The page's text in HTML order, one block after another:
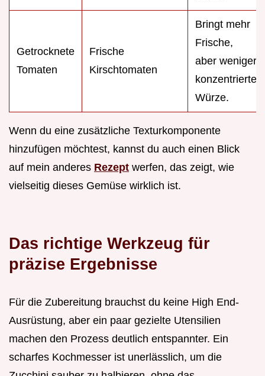
Getrocknete
Tomaten
Frische
Kirschtomaten
Bringt mehr
Frische,
aber weniger
konzentrierte
Würze.
Wenn du eine zusätzliche Texturkomponente
hinzufügen möchtest, kannst du auch einen Blick
auf mein anderes Rezept werfen, das zeigt, wie
vielseitig dieses Gemüse wirklich ist.
Das richtige Werkzeug für
präzise Ergebnisse
Für die Zubereitung brauchst du keine High End-
Ausrüstung, aber ein paar gezielte Utensilien
machen den Prozess deutlich entspannter. Ein
scharfes Kochmesser ist unerlässlich, um die